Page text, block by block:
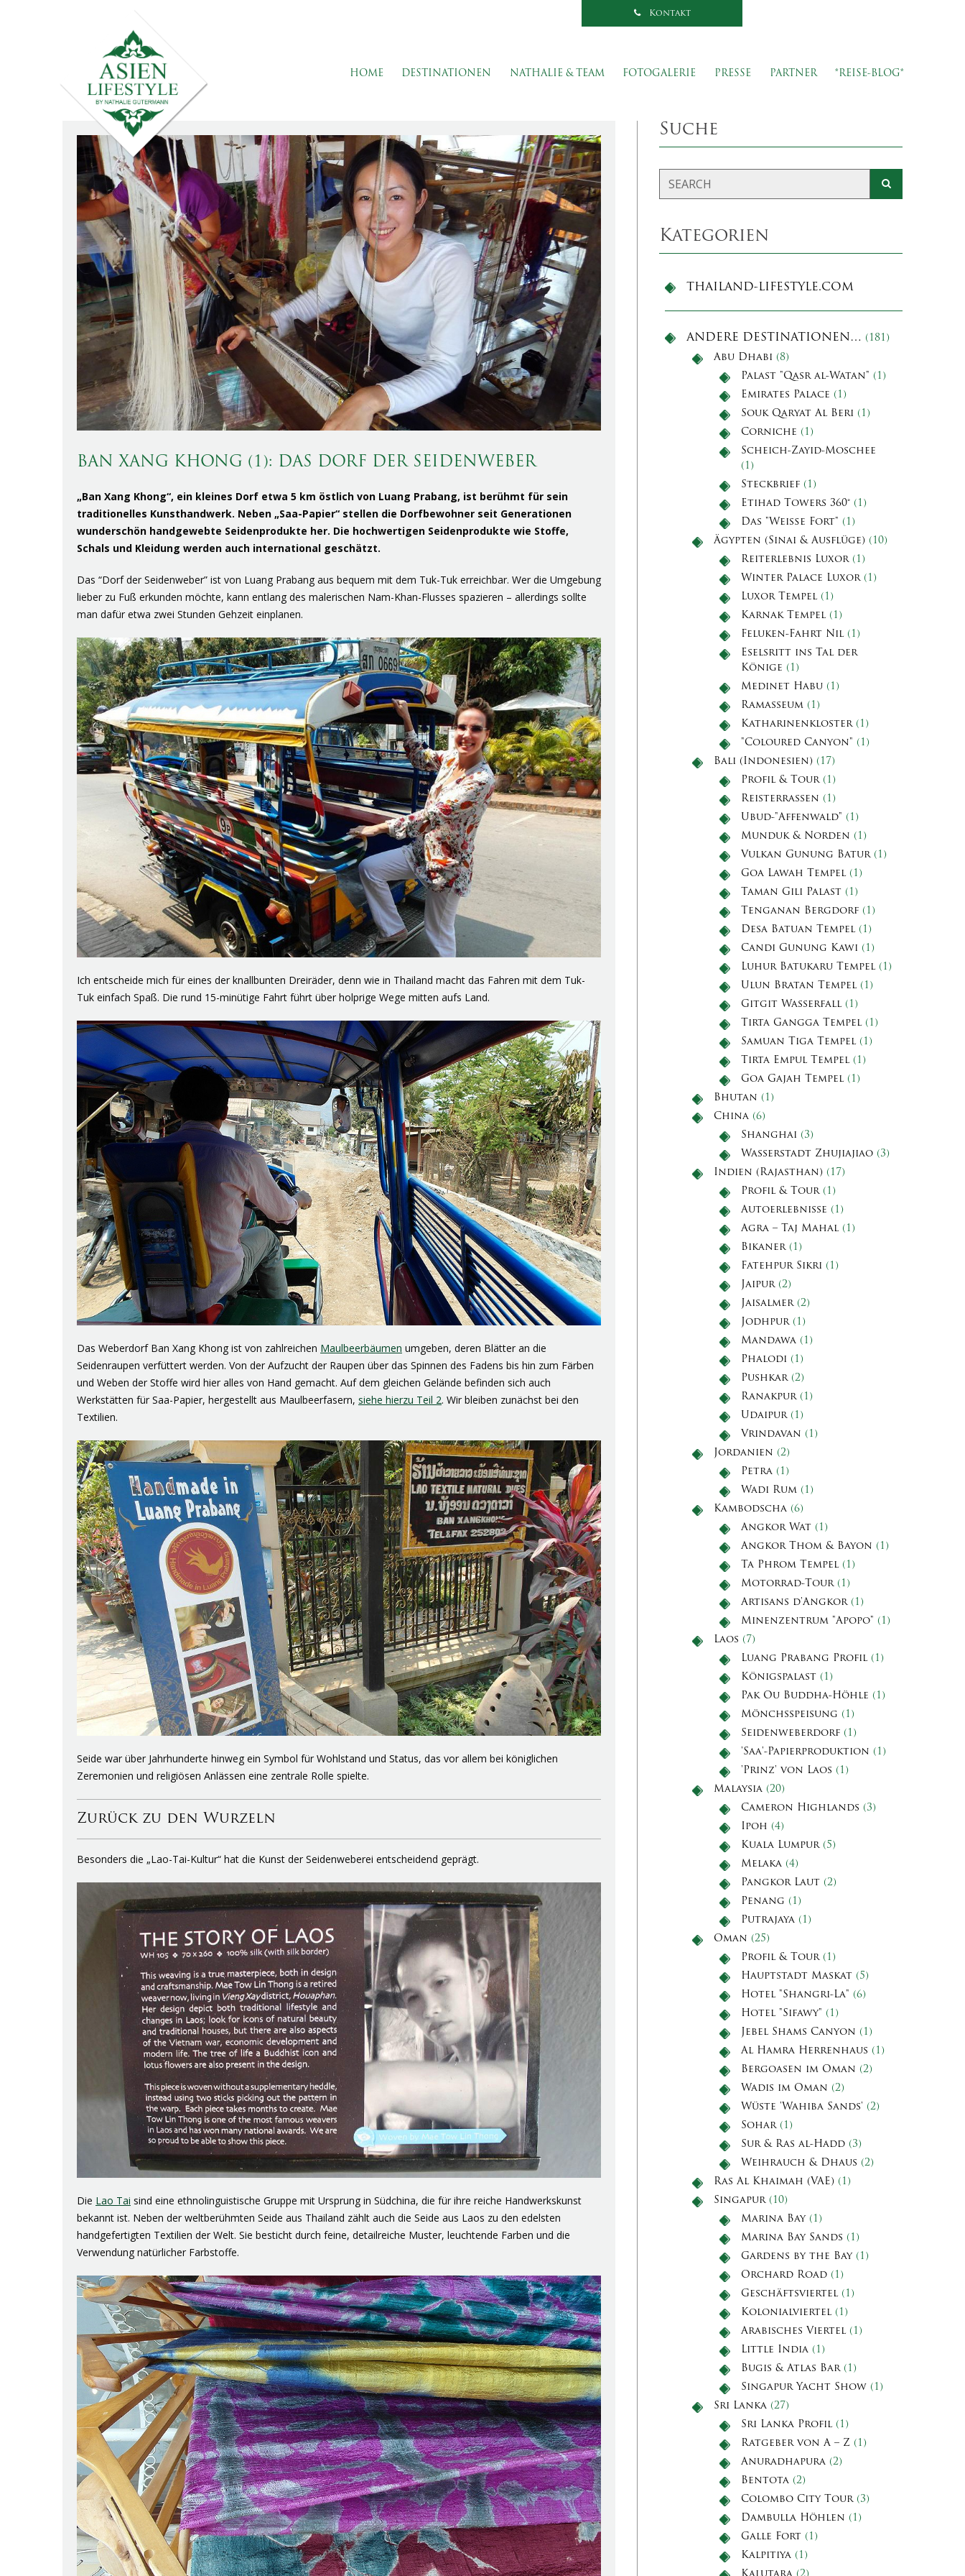
Kontakt
HOME DESTINATIONEN NATHALIE & TEAM FOTOGALERIE PRESSE PARTNER *REISE-BLOG*
BAN XANG KHONG (1): DAS DORF DER SEIDENWEBER
„Ban Xang Khong“, ein kleines Dorf etwa 5 km östlich von Luang Prabang, ist berühmt für sein
traditionelles Kunsthandwerk. Neben „Saa-Papier“ stellen die Dorfbewohner seit Generationen
wunderschön handgewebte Seidenprodukte her. Die hochwertigen Seidenprodukte wie Stoffe,
Schals und Kleidung werden auch international geschätzt.
Das “Dorf der Seidenweber” ist von Luang Prabang aus bequem mit dem Tuk-Tuk erreichbar. Wer die Umgebung
lieber zu Fuß erkunden möchte, kann entlang des malerischen Nam-Khan-Flusses spazieren – allerdings sollte
man dafür etwa zwei Stunden Gehzeit einplanen.
Ich entscheide mich für eines der knallbunten Dreiräder, denn wie in Thailand macht das Fahren mit dem Tuk-
Tuk einfach Spaß. Die rund 15-minütige Fahrt führt über holprige Wege mitten aufs Land.
Das Weberdorf Ban Xang Khong ist von zahlreichen Maulbeerbäumen umgeben, deren Blätter an die
Seidenraupen verfüttert werden. Von der Aufzucht der Raupen über das Spinnen des Fadens bis hin zum Färben
und Weben der Stoffe wird hier alles von Hand gemacht. Auf dem gleichen Gelände befinden sich auch
Werkstätten für Saa-Papier, hergestellt aus Maulbeerfasern, siehe hierzu Teil 2. Wir bleiben zunächst bei den
Textilien.
Seide war über Jahrhunderte hinweg ein Symbol für Wohlstand und Status, das vor allem bei königlichen
Zeremonien und religiösen Anlässen eine zentrale Rolle spielte.
Zurück zu den Wurzeln
Besonders die „Lao-Tai-Kultur“ hat die Kunst der Seidenweberei entscheidend geprägt.
Die Lao Tai sind eine ethnolinguistische Gruppe mit Ursprung in Südchina, die für ihre reiche Handwerkskunst
bekannt ist. Neben der weltberühmten Seide aus Thailand zählt auch die Seide aus Laos zu den edelsten
handgefertigten Textilien der Welt. Sie besticht durch feine, detailreiche Muster, leuchtende Farben und die
Verwendung natürlicher Farbstoffe.
Suche
Kategorien
THAILAND-LIFESTYLE.COM
ANDERE DESTINATIONEN… (181)
Abu Dhabi (8)
Palast "Qasr al-Watan" (1)
Emirates Palace (1)
Souk Qaryat Al Beri (1)
Corniche (1)
Scheich-Zayid-Moschee
(1)
Steckbrief (1)
Etihad Towers 360° (1)
Das "Weiße Fort" (1)
Ägypten (Sinai & Ausflüge) (10)
Reiterlebnis Luxor(1)
Winter Palace Luxor(1)
Luxor Tempel (1)
Karnak Tempel (1)
Feluken-Fahrt Nil (1)
Eselsritt ins Tal der
Könige (1)
Medinet Habu (1)
Ramasseum (1)
Katharinenkloster(1)
"Coloured Canyon" (1)
Bali (Indonesien) (17)
Profil & Tour(1)
Reisterrassen (1)
Ubud-"Affenwald" (1)
Munduk & Norden (1)
Vulkan Gunung Batur(1)
Goa Lawah Tempel (1)
Taman Gili Palast (1)
Tenganan Bergdorf (1)
Desa Batuan Tempel (1)
Candi Gunung Kawi (1)
Luhur Batukaru Tempel (1)
Ulun Bratan Tempel (1)
Gitgit Wasserfall (1)
Tirta Gangga Tempel (1)
Samuan Tiga Tempel (1)
Tirta Empul Tempel (1)
Goa Gajah Tempel (1)
Bhutan (1)
China (6)
Shanghai (3)
Wasserstadt Zhujiajiao (3)
Indien (Rajasthan) (17)
Profil & Tour(1)
Autoerlebnisse (1)
Agra – Taj Mahal (1)
Bikaner(1)
Fatehpur Sikri (1)
Jaipur(2)
Jaisalmer(2)
Jodhpur(1)
Mandawa (1)
Phalodi (1)
Pushkar(2)
Ranakpur(1)
Udaipur(1)
Vrindavan (1)
Jordanien (2)
Petra (1)
Wadi Rum (1)
Kambodscha (6)
Angkor Wat (1)
Angkor Thom & Bayon (1)
Ta Phrom Tempel (1)
Motorrad-Tour(1)
Artisans d'Angkor(1)
Minenzentrum "Apopo" (1)
Laos (7)
Luang Prabang Profil (1)
Königspalast (1)
Pak Ou Buddha-Höhle (1)
Mönchsspeisung (1)
Seidenweberdorf (1)
'Saa'-Papierproduktion (1)
'Prinz' von Laos (1)
Malaysia (20)
Cameron Highlands (3)
Ipoh (4)
Kuala Lumpur(5)
Melaka (4)
Pangkor Laut (2)
Penang (1)
Putrajaya (1)
Oman (25)
Profil & Tour(1)
Hauptstadt Maskat (5)
Hotel "Shangri-La" (6)
Hotel "Sifawy" (1)
Jebel Shams Canyon (1)
Al Hamra Herrenhaus (1)
Bergoasen im Oman (2)
Wadis im Oman (2)
Wüste 'Wahiba Sands' (2)
Sohar(1)
Sur & Ras al-Hadd (3)
Weihrauch & Dhaus (2)
Ras Al Khaimah (VAE) (1)
Singapur(10)
Marina Bay(1)
Marina Bay Sands (1)
Gardens by the Bay(1)
Orchard Road (1)
Geschäftsviertel (1)
Kolonialviertel (1)
Arabisches Viertel (1)
Little India (1)
Bugis & Atlas Bar(1)
Singapur Yacht Show (1)
Sri Lanka (27)
Sri Lanka Profil (1)
Ratgeber von A – Z (1)
Anuradhapura (2)
Bentota (2)
Colombo City Tour(3)
Dambulla Höhlen (1)
Galle Fort (1)
Kalpitiya (1)